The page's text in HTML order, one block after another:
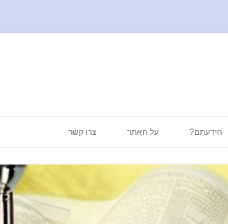
הידעתם? על האתר צרו קשר